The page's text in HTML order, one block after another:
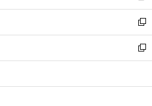
開
く
ウ
で
開
く
ン
ド
ウ
で
開
ウ
ィ
ン
ド
ウ
開
し
い
ウ
ィ
ン
ウ
新
し
い
ウ
ン
新
し
ウ